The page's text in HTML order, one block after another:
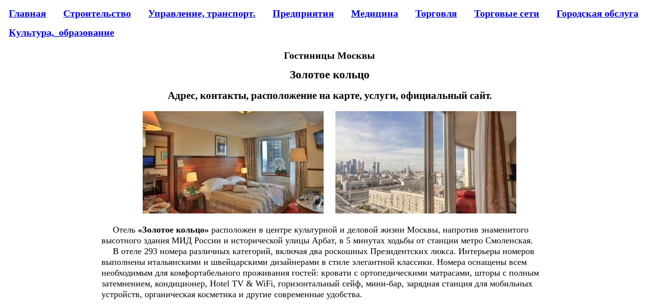
Главная Строительство Управление, транспорт. Предприятия Медицина Торговля Торговые сети
Городская обслуга
Культура,_образование
Гостиницы Москвы
Золотое кольцо
Адрес, контакты, расположение на карте, услуги, официальный сайт.
Отель «Золотое кольцо» расположен в центре культурной и деловой жизни Москвы, напротив знаменитого
высотного здания МИД России и исторической улицы Арбат, в 5 минутах ходьбы от станции метро Смоленская.
В отеле 293 номера различных категорий, включая два роскошных Президентских люкса. Интерьеры номеров
выполнены итальянскими и швейцарскими дизайнерами в стиле элегантной классики. Номера оснащены всем
необходимым для комфортабельного проживания гостей: кровати с ортопедическими матрасами, шторы с полным
затемнением, кондиционер, Hotel TV & WiFi, горизонтальный сейф, мини-бар, зарядная станция для мобильных
устройств, органическая косметика и другие современные удобства.